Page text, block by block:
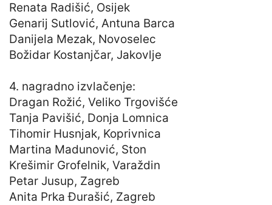
Renata Radišić, Osijek
Genarij Sutlović, Antuna Barca
Danijela Mezak, Novoselec
Božidar Kostanjčar, Jakovlje
4. nagradno izvlačenje:
Dragan Rožić, Veliko Trgovišće
Tanja Pavišić, Donja Lomnica
Tihomir Husnjak, Koprivnica
Martina Madunović, Ston
Krešimir Grofelnik, Varaždin
Petar Jusup, Zagreb
Anita Prka Đurašić, Zagreb